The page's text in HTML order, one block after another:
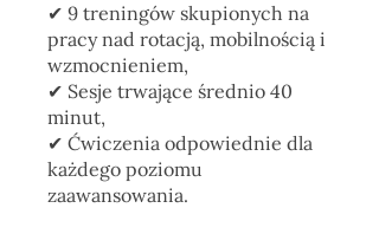
✔︎ 9 treningów skupionych na
pracy nad rotacją, mobilnością i
wzmocnieniem,
✔︎ Sesje trwające średnio 40
minut,
✔︎ Ćwiczenia odpowiednie dla
każdego poziomu
zaawansowania.